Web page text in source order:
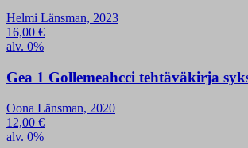
Helmi Länsman, 2023
16,00 €
alv. 0%
Gea 1 Gollemeahcci tehtäväkirja
Oona Länsman, 2020
12,00 €
alv. 0%